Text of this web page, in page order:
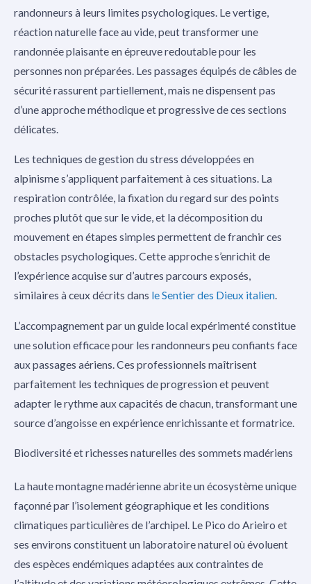
randonneurs à leurs limites psychologiques. Le vertige,
réaction naturelle face au vide, peut transformer une
randonnée plaisante en épreuve redoutable pour les
personnes non préparées. Les passages équipés de câbles de
sécurité rassurent partiellement, mais ne dispensent pas
d’une approche méthodique et progressive de ces sections
délicates.
Les techniques de gestion du stress développées en
alpinisme s’appliquent parfaitement à ces situations. La
respiration contrôlée, la fixation du regard sur des points
proches plutôt que sur le vide, et la décomposition du
mouvement en étapes simples permettent de franchir ces
obstacles psychologiques. Cette approche s’enrichit de
l’expérience acquise sur d’autres parcours exposés,
similaires à ceux décrits dans le Sentier des Dieux italien.
L’accompagnement par un guide local expérimenté constitue
une solution efficace pour les randonneurs peu confiants face
aux passages aériens. Ces professionnels maîtrisent
parfaitement les techniques de progression et peuvent
adapter le rythme aux capacités de chacun, transformant une
source d’angoisse en expérience enrichissante et formatrice.
Biodiversité et richesses naturelles des sommets madériens
La haute montagne madérienne abrite un écosystème unique
façonné par l’isolement géographique et les conditions
climatiques particulières de l’archipel. Le Pico do Arieiro et
ses environs constituent un laboratoire naturel où évoluent
des espèces endémiques adaptées aux contraintes de